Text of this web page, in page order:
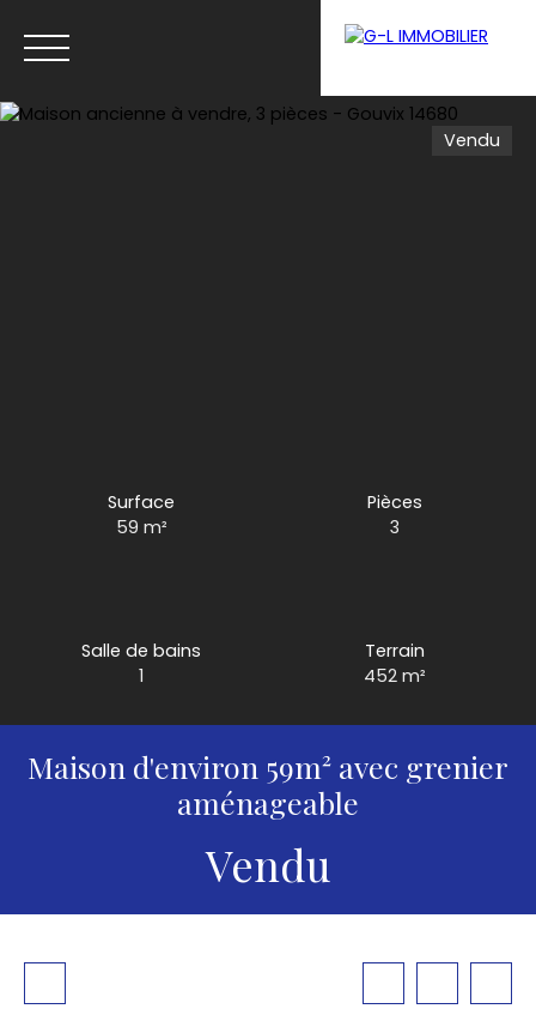
Vendu
Surface
59 m²
Pièces
3
Salle de bains
1
Terrain
452 m²
Maison d'environ 59m² avec grenier
aménageable
Vendu